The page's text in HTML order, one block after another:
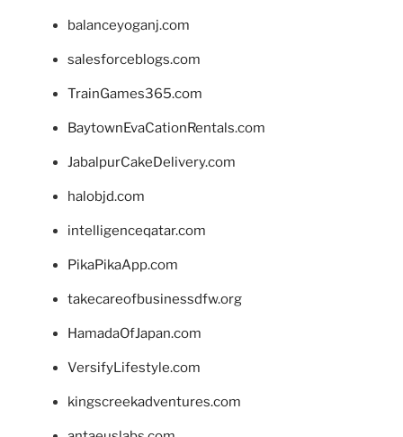
balanceyoganj.com
salesforceblogs.com
TrainGames365.com
BaytownEvaCationRentals.com
JabalpurCakeDelivery.com
halobjd.com
intelligenceqatar.com
PikaPikaApp.com
takecareofbusinessdfw.org
HamadaOfJapan.com
VersifyLifestyle.com
kingscreekadventures.com